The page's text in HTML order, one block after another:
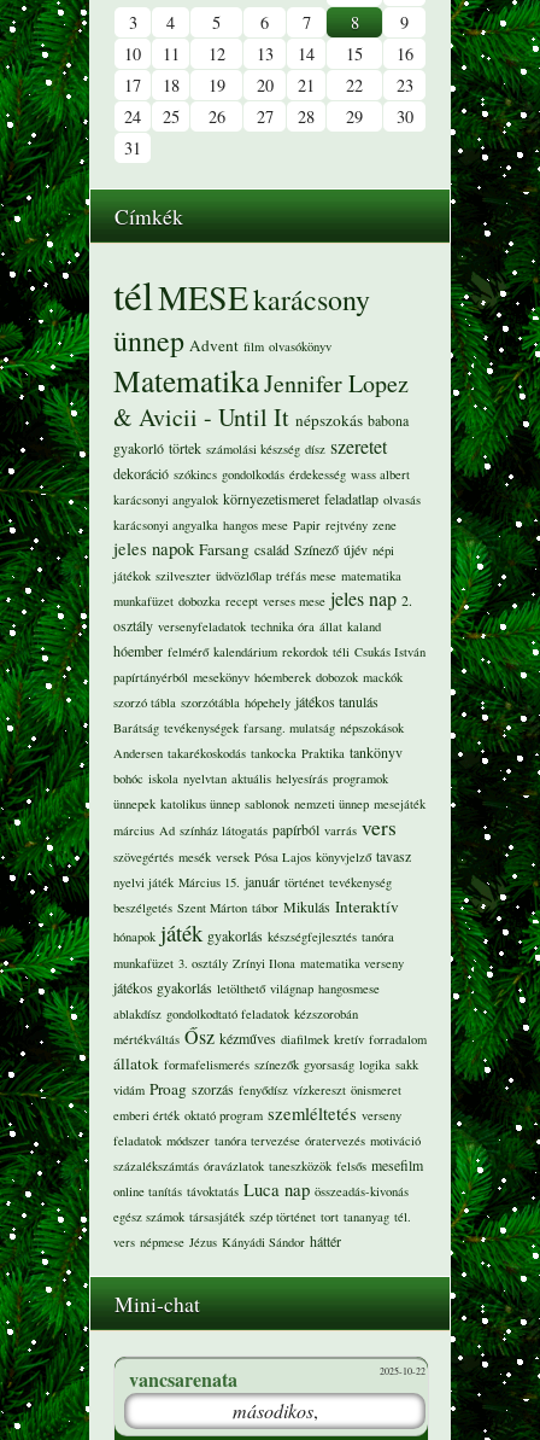
3
4 5 6 7 8
9
10
11 12 13 14 15
16
17
18 19 20 21 22
23
24
25 26 27 28 29
30
31
Címkék
télMESEkarácsony
ünnep Advent film olvasókönyv
MatematikaJennifer Lopez
& Avicii - Until It népszokás babona
gyakorló törtek számolási készség dísz szeretet
dekoráció szókincs gondolkodás érdekesség wass albert
karácsonyi angyalok környezetismeret feladatlap olvasás
karácsonyi angyalka hangos mese Papir rejtvény zene
jeles napok Farsang család Színező újév népi
játékok szilveszter üdvözlőlap tréfás mese matematika
munkafüzet dobozka recept verses mese jeles nap 2.
osztály versenyfeladatok technika óra állat kaland
hóember felmérő kalendárium rekordok téli Csukás István
papírtányérból mesekönyv hóemberek dobozok mackók
szorzó tábla szorzótábla hópehely játékos tanulás
Barátság tevékenységek farsang. mulatság népszokások
Andersen takarékoskodás tankocka Praktika tankönyv
bohóc iskola nyelvtan aktuális helyesírás programok
ünnepek katolikus ünnep sablonok nemzeti ünnep mesejáték
március Ad színház látogatás papírból varrás vers
szövegértés mesék versek Pósa Lajos könyvjelző tavasz
nyelvi játék Március 15. január történet tevékenység
beszélgetés Szent Márton tábor Mikulás Interaktív
hónapok játék gyakorlás készségfejlesztés tanóra
munkafüzet 3. osztály Zrínyi Ilona matematika verseny
játékos gyakorlás letölthető világnap hangosmese
ablakdísz gondolkodtató feladatok kézszorobán
mértékváltás Ősz kézműves diafilmek kretív forradalom
állatok formafelismerés színezők gyorsaság logika sakk
vidám Proag szorzás fenyődísz vízkereszt önismeret
emberi érték oktató program szemléltetés verseny
feladatok módszer tanóra tervezése óratervezés motiváció
százalékszámtás óravázlatok taneszközök felsős mesefilm
online tanítás távoktatás Luca nap összeadás-kivonás
egész számok társasjáték szép történet tort tananyag tél.
vers népmese Jézus Kányádi Sándor háttér
Mini-chat